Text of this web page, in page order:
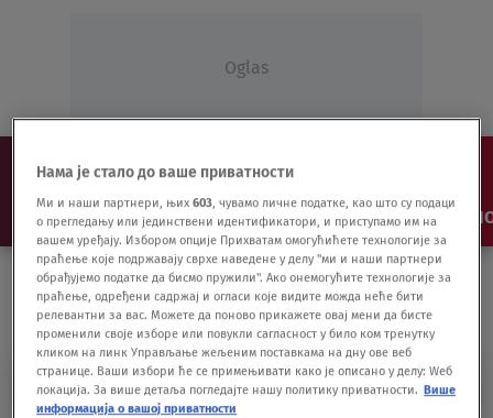
Oglas
NAJNOVIJE VESTI SHOW SPORT VIDEO
APOCALYPSE NOW
Нама је стало до ваше приватности
Ми и наши партнери, њих603, чувамо личне податке, као што су подаци
о прегледању или јединствени идентификатори, и приступамо им на
вашем уређају. Избором опције Прихватам омогућићете технологије за
праћење које подржавају сврхе наведене у делу "ми и наши партнери
обрађујемо податке да бисмо пружили". Ако онемогућите технологије за
праћење, одређени садржај и огласи које видите можда неће бити
релевантни за вас. Можете да поново прикажете овај мени да бисте
променили своје изборе или повукли сагласност у било ком тренутку
кликом на линк Управљање жељеним поставкама на дну ове веб
странице. Ваши избори ће се примењивати како је описано у делу: Wеб
локација. За више детаља погледајте нашу политику приватности. Више
информација о вашој приватности